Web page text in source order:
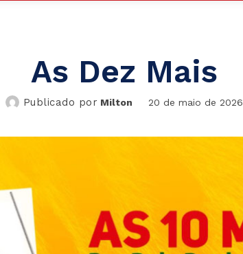
As Dez Mais
Publicado por Milton 20 de maio de 2026